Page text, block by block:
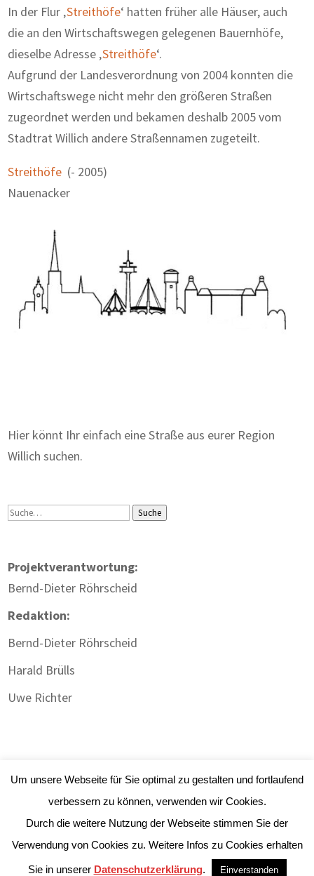
In der Flur ‚Streithöfe‘ hatten früher alle Häuser, auch
die an den Wirtschaftswegen gelegenen Bauernhöfe,
dieselbe Adresse ‚Streithöfe‘.
Aufgrund der Landesverordnung von 2004 konnten die
Wirtschaftswege nicht mehr den größeren Straßen
zugeordnet werden und bekamen deshalb 2005 vom
Stadtrat Willich andere Straßennamen zugeteilt.
Streithöfe (- 2005)
Nauenacker
Hier könnt Ihr einfach eine Straße aus eurer Region
Willich suchen.
Suche Suche
Projektverantwortung:
Bernd-Dieter Röhrscheid
Redaktion:
Bernd-Dieter Röhrscheid
Harald Brülls
Uwe Richter
Um unsere Webseite für Sie optimal zu gestalten und fortlaufend
verbessern zu können, verwenden wir Cookies.
Durch die weitere Nutzung der Webseite stimmen Sie der
Verwendung von Cookies zu. Weitere Infos zu Cookies erhalten
Sie in unserer Datenschutzerklärung. Einverstanden